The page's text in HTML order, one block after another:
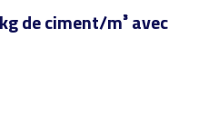
de ciment/m³ avec